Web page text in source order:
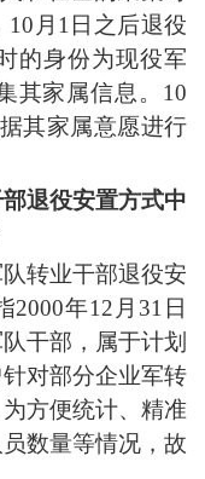
月1日之后退役
的身份为现役军
其家属信息。10
其家属意愿进行
退役安置方式中
转业干部退役安
2000年12月31日
干部，属于计划
对部分企业军转
方便统计、精准
数量等情况，故